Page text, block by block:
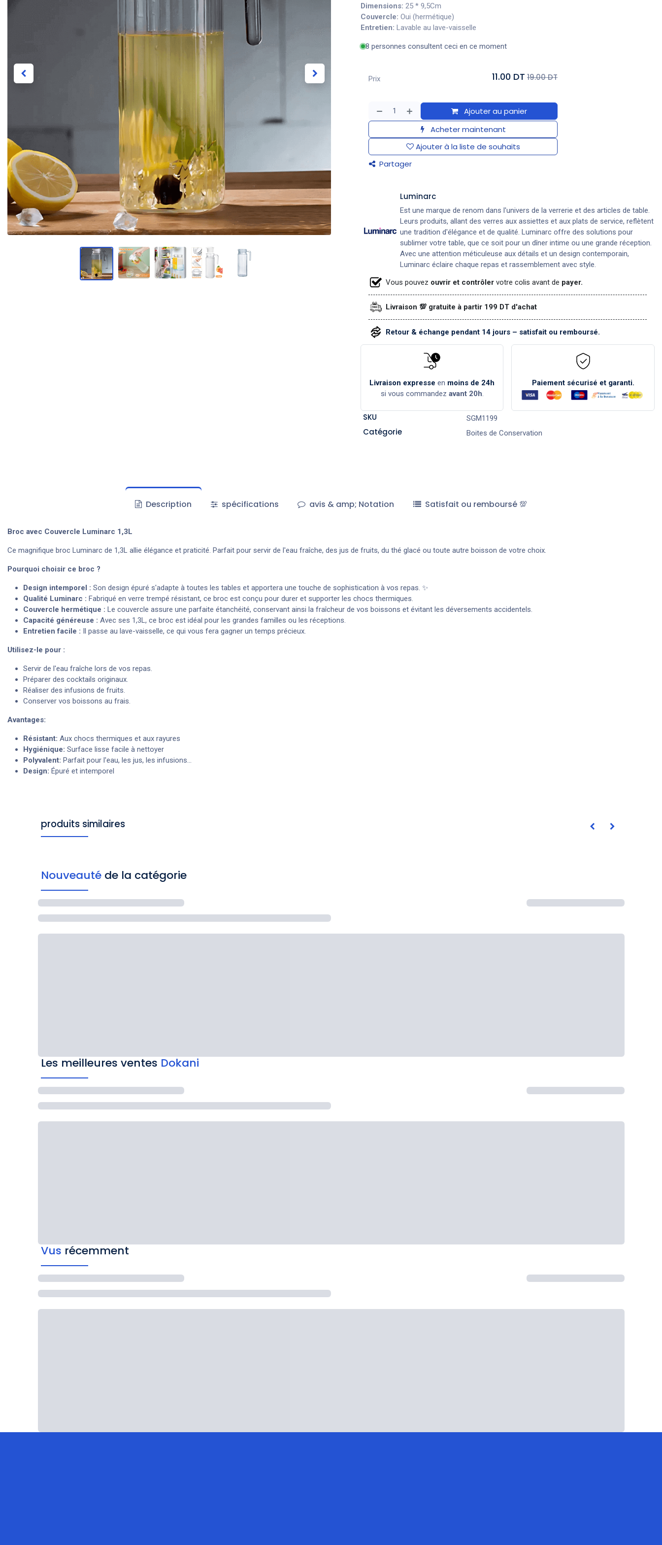
Dimensions: 25 * 9,5Cm
Couvercle: Oui (hermétique)
Entretien: Lavable au lave-vaisselle
8 personnes consultent ceci en ce moment
Ajouter au panier
Acheter maintenant
Ajouter à la liste de souhaits
Partager
Prix 11.00 DT 19.00 DT
Luminarc
Est une marque de renom dans l'univers de la verrerie et des articles de table.
Leurs produits, allant des verres aux assiettes et aux plats de service, reflètent
une tradition d'élégance et de qualité. Luminarc offre des solutions pour
sublimer votre table, que ce soit pour un dîner intime ou une grande réception.
Avec une attention méticuleuse aux détails et un design contemporain,
Luminarc éclaire chaque repas et rassemblement avec style.
Vous pouvez ouvrir et contrôler votre colis avant de payer.
Livraison 💯 gratuite à partir 199 DT d'achat
Retour & échange pendant 14 jours – satisfait ou remboursé.
Livraison expresse en moins de 24h
si vous commandez avant 20h.
Paiement sécurisé et garanti.
SKU SGM1199
Catégorie Boites de Conservation
Description spécifications avis & amp; Notation Satisfait ou remboursé 💯
Broc avec Couvercle Luminarc 1,3L
Ce magnifique broc Luminarc de 1,3L allie élégance et praticité. Parfait pour servir de l'eau fraîche, des jus de fruits, du thé glacé ou toute autre boisson de votre choix.
Pourquoi choisir ce broc ?
Design intemporel : Son design épuré s'adapte à toutes les tables et apportera une touche de sophistication à vos repas. ✨
Qualité Luminarc : Fabriqué en verre trempé résistant, ce broc est conçu pour durer et supporter les chocs thermiques.
Couvercle hermétique : Le couvercle assure une parfaite étanchéité, conservant ainsi la fraîcheur de vos boissons et évitant les déversements accidentels.
Capacité généreuse : Avec ses 1,3L, ce broc est idéal pour les grandes familles ou les réceptions.
Entretien facile : Il passe au lave-vaisselle, ce qui vous fera gagner un temps précieux.
Utilisez-le pour :
Servir de l'eau fraîche lors de vos repas. ️
Préparer des cocktails originaux.
Réaliser des infusions de fruits.
Conserver vos boissons au frais.
Avantages:
Résistant: Aux chocs thermiques et aux rayures
Hygiénique: Surface lisse facile à nettoyer
Polyvalent: Parfait pour l'eau, les jus, les infusions...
Design: Épuré et intemporel
produits similaires
Nouveauté de la catégorie
Les meilleures ventes Dokani
Vus récemment